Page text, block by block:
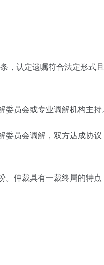
，认定遗嘱符合法定形式
员会或专业调解机构主
员会调解，双方达成协
仲裁具有一裁终局的特点